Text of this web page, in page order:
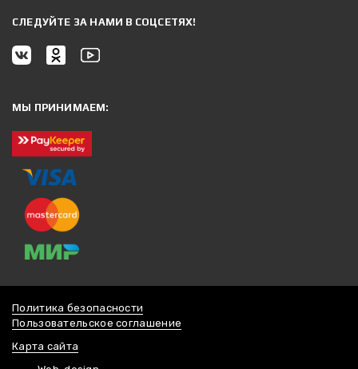
CЛЕДУЙТЕ ЗА НАМИ В СОЦСЕТЯХ!
МЫ ПРИНИМАЕМ:
Политика безопасности
Пользовательское соглашение
Карта сайта